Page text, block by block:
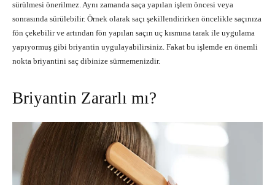
sürülmesi önerilmez. Aynı zamanda saça yapılan işlem öncesi veya
sonrasında sürülebilir. Örnek olarak saçı şekillendirirken öncelikle saçınıza
fön çekebilir ve artından fön yapılan saçın uç kısmına tarak ile uygulama
yapıyormuş gibi briyantin uygulayabilirsiniz. Fakat bu işlemde en önemli
nokta briyantini saç dibinize sürmemenizdir.
Briyantin Zararlı mı?